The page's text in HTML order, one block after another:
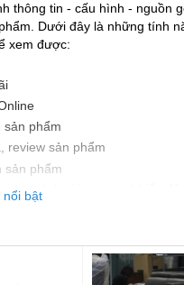
thông tin - cấu hình - nguồn
Dưới đây là những tính
xem được:
sản phẩm
review sản phẩm
sản phẩm
so sánh giá, xem giá biến
nổi bật